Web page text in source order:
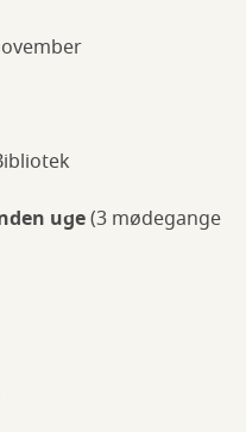
uge(3 mødegange